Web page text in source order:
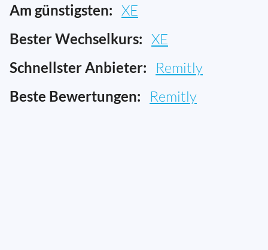
Am günstigsten: XE
Bester Wechselkurs: XE
Schnellster Anbieter: Remitly
Beste Bewertungen: Remitly